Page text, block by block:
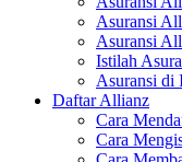
Asuransi
Asuransi
Istilah
Asuransi di
Daftar Allianz
Cara
Cara